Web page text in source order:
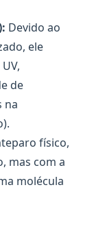
Devido ao
ele
de
na
físico,
mas com a
molécula